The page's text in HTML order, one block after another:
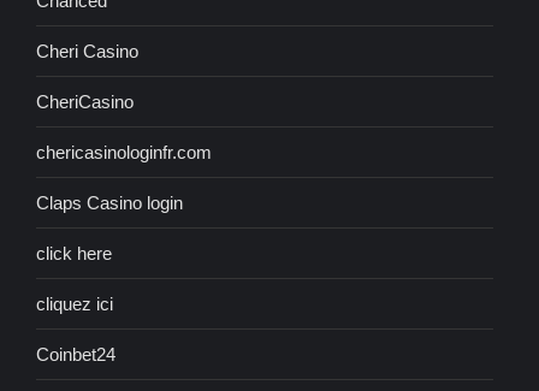
Cheri Casino
CheriCasino
chericasinologinfr.com
Claps Casino login
click here
cliquez ici
Coinbet24